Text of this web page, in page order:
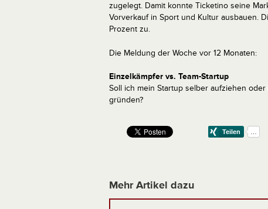
zugelegt. Damit konnte Ticketino seine
Vorverkauf in Sport und Kultur ausbauen.
Prozent zu.
Die Meldung der Woche vor 12 Monaten:
Einzelkämpfer vs. Team-Startup
Soll ich mein Startup selber aufziehen oder
gründen?
Mehr Artikel dazu